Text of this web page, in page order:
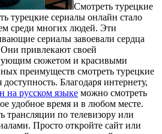
Смoтрeть турeцкиe
турецкие сериалы онлайн стало
среди многих людей. Эти
сериалы завоевали сердца
привлекают своей
сюжетом и красивыми
преимуществ смотреть турецкие
Благодаря интернету,
на русском языке можно смотреть
удобное время и в любом месте.
трансляции по телевизору или
Просто откройте сайт или